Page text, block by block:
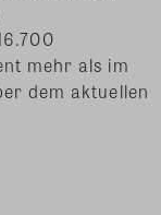
mehr als im
dem aktuellen